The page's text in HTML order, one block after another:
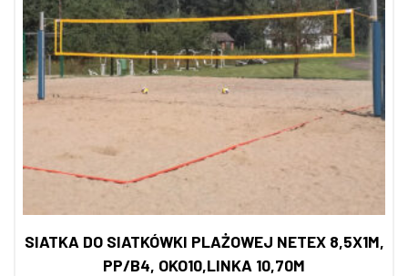
SIATKA DO SIATKÓWKI PLAŻOWEJ NETEX 8,5X1M,
PP/B4, OKO10,LINKA 10,70M